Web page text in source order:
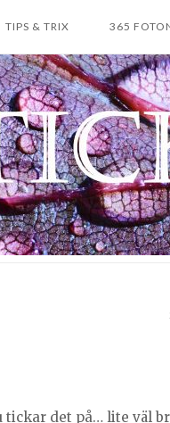
TIPS & TRIX 365
tickar det på… lite väl